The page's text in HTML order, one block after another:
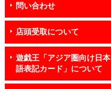
問い合わせ
店頭受取について
遊戯王「アジア圏向け日本
語表記カード」について